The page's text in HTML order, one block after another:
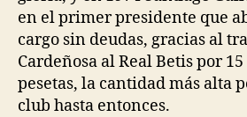
en el primer presidente que
cargo sin deudas, gracias al
Cardeñosa al Real Betis por
pesetas, la cantidad más alta
club hasta entonces.